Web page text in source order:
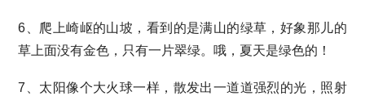
6、爬上崎岖的山坡，看到的是满山的绿草，好象那儿的
草上面没有金色，只有一片翠绿。哦，夏天是绿色的！
7、太阳像个大火球一样，散发出一道道强烈的光，照射